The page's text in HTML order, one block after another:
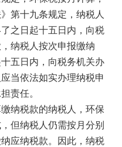
第十九条规定，纳税人
之日起十五日内，向税
纳税人按次申报缴纳
五日内，向税务机关办
当依法如实办理纳税申
责任。
纳税款的纳税人，环保
但纳税人仍需按月分别
应纳税款。因此，纳税